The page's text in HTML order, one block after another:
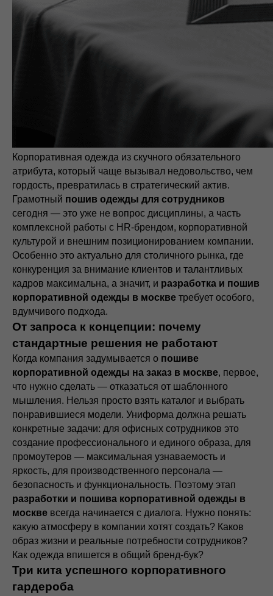
Корпоративная одежда из скучного обязательного
атрибута, который чаще вызывал недовольство, чем
гордость, превратилась в стратегический актив.
Грамотный пошив одежды для сотрудников
сегодня — это уже не вопрос дисциплины, а часть
комплексной работы с HR-брендом, корпоративной
культурой и внешним позиционированием компании.
Особенно это актуально для столичного рынка, где
конкуренция за внимание клиентов и талантливых
кадров максимальна, а значит, и разработка и пошив
корпоративной одежды в москве требует особого,
вдумчивого подхода.
От запроса к концепции: почему
стандартные решения не работают
Когда компания задумывается о пошиве
корпоративной одежды на заказ в москве, первое,
что нужно сделать — отказаться от шаблонного
мышления. Нельзя просто взять каталог и выбрать
понравившиеся модели. Униформа должна решать
конкретные задачи: для офисных сотрудников это
создание профессионального и единого образа, для
промоутеров — максимальная узнаваемость и
яркость, для производственного персонала —
безопасность и функциональность. Поэтому этап
разработки и пошива корпоративной одежды в
москве всегда начинается с диалога. Нужно понять:
какую атмосферу в компании хотят создать? Каков
образ жизни и реальные потребности сотрудников?
Как одежда впишется в общий бренд-бук?
Три кита успешного корпоративного
гардероба